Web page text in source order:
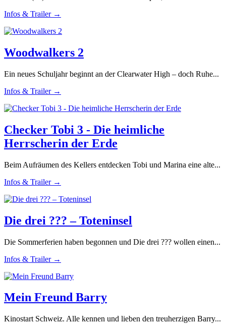
Infos & Trailer →
Woodwalkers 2
Ein neues Schuljahr beginnt an der Clearwater High – doch Ruhe...
Infos & Trailer →
Checker Tobi 3 - Die heimliche
Herrscherin der Erde
Beim Aufräumen des Kellers entdecken Tobi und Marina eine alte...
Infos & Trailer →
Die drei ??? – Toteninsel
Die Sommerferien haben begonnen und Die drei ??? wollen einen...
Infos & Trailer →
Mein Freund Barry
Kinostart Schweiz. Alle kennen und lieben den treuherzigen Barry...